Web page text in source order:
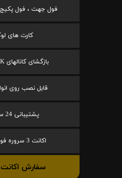
فول جهت ، فول پکیج
کارت های
بازگشای کانالهای SD,HD,4K
قابل نصب روی
پشتیبانی 24 ساعته
اکانت 3 سروره فول آپشن
سفارش اکانت